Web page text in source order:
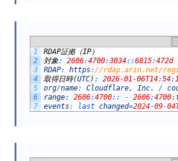
1
2
3
4
5
6
7
RDAP証拠（IP ）
対象: 2606:4700:3034::6815:472d
RDAP: https: //rdap.arin.net/
取得日時(UTC) : 2026-01-06T14:54:
org/name: Cloudflare, Inc. /
range: 2606:4700:: - 2606:4700:
events: last changed=2024-09-